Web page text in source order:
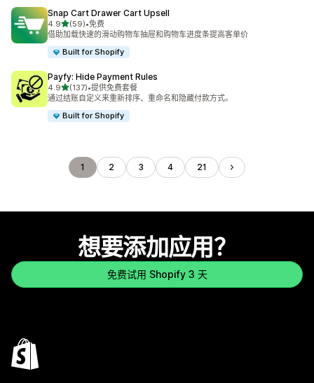
Snap Cart Drawer Cart Upsell
4.9星（满分 5 星）
(59)
总共 59 条评论
•免费
借助加载快速的滑动购物车抽屉和购物车进度条提高客单价
Built for Shopify
Payfy: Hide Payment Rules
4.9星（满分 5 星）
(137)
总共 137 条评论
•提供免费套餐
通过结账自定义来重新排序、重命名和隐藏付款方式。
Built for Shopify
1 2 3 4 21
想要添加应用？
免费试用 Shopify 3 天